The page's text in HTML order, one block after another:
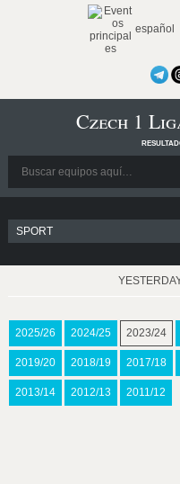
español
Czech 1
2025/26 2024/25 2023/24
2019/20 2018/19 2017/18
2013/14 2012/13 2011/12